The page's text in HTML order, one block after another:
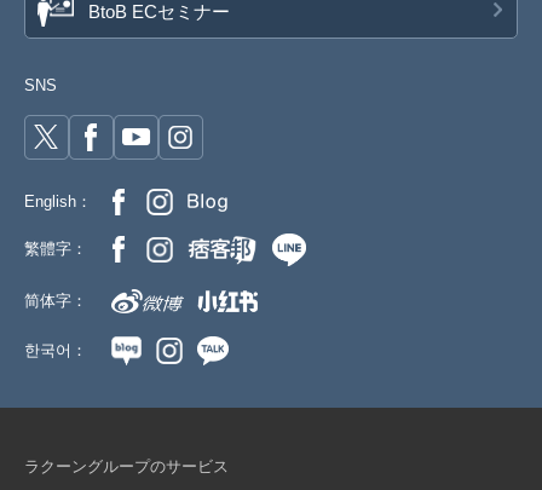
BtoB ECセミナー
SNS
English：
繁體字：
简体字：
한국어：
ラクーングループのサービス